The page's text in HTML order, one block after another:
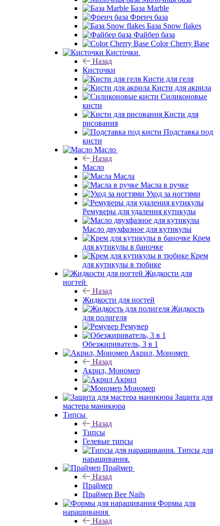
База Marble
Френч база
База Snow flakes
Файбер база
Color Cherry Base
Кисточки
Назад
Кисточки
Кисти для геля
Кисти для акрила
Силиконовые
кисти
Кисти для
рисования
Подставка под
кисти
Масло
Назад
Масло
Масла
Масла в ручке
Уход за ногтями
Ремуверы для удаления кутикулы
Масло двухфазное для кутикулы
Крем
для кутикулы в баночке
Крем
для кутикулы в тюбике
Жидкости для
ногтей
Назад
Жидкости для ногтей
Жидкость
для полигеля
Ремувер
Обезжириватель, 3 в 1
Акрил, Мономер
Назад
Акрил, Мономер
Акрил
Мономер
Защита для
мастера маникюра
Типсы
Назад
Типсы
Гелевые типсы
Типсы для
наращивания.
Праймер
Назад
Праймер
Праймер Bee Nails
Формы для
наращивания
Назад